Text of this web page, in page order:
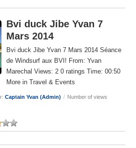
Bvi duck Jibe Yvan 7
Mars 2014
Bvi duck Jibe Yvan 7 Mars 2014 Séance
de Windsurf aux BVI! From: Yvan
Marechal Views: 2 0 ratings Time: 00:50
More in Travel & Events
Captain Yvan (Admin) / Number of views